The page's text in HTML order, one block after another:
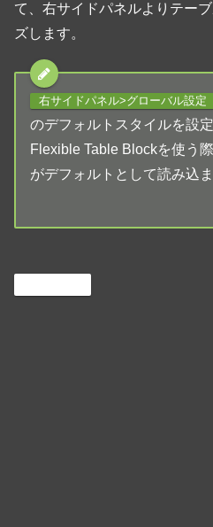
て、右サイドパネルよりテー
ズします。
右サイドパネル>グローバル設定
のデフォルトスタイルを設
Flexible Table Blockを使う
がデフォルトとして読み込ま